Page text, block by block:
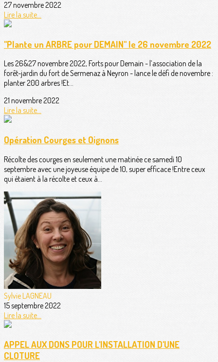
27 novembre 2022
Lire la suite...
"Plante un ARBRE pour DEMAIN" le 26 novembre 2022
Les 26&27 novembre 2022, Forts pour Demain - l’association de la
forêt-jardin du fort de Sermenaz à Neyron - lance le défi de novembre :
planter 200 arbres !Et...
21 novembre 2022
Lire la suite...
Opération Courges et Oignons
Récolte des courges en seulement une matinée ce samedi 10
septembre avec une joyeuse équipe de 10, super efficace !Entre ceux
qui étaient à la récolte et ceux à...
Sylvie LAGNEAU
15 septembre 2022
Lire la suite...
APPEL AUX DONS POUR L'INSTALLATION D'UNE
CLOTURE